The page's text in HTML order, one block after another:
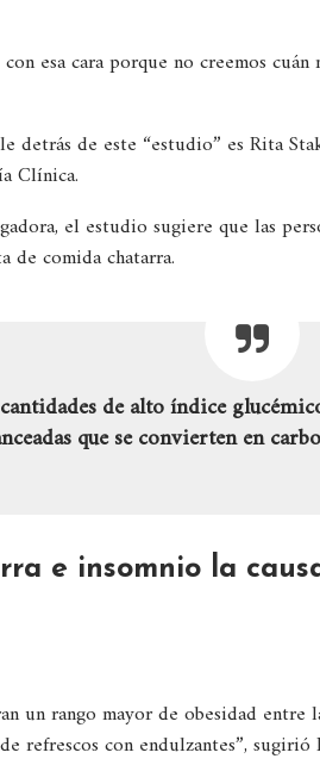
esa cara porque no creemos
detrás de este “estudio” es Rita
Clínica.
el estudio sugiere que las
de comida chatarra.
de alto índice
que se convierten en
e insomnio la
un rango mayor de obesidad entre
refrescos con endulzantes”, sugirió